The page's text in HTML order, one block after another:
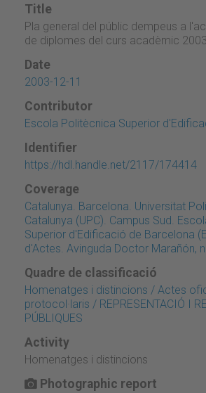
Title
Pla general del públic dempeus a
de diplomes del curs acadèmic
Date
2003-12-11
Contributor
Escola Politècnica Superior
Identifier
https://hdl.handle.net/2117/174414
Coverage
Catalunya. Barcelona. Universitat
Catalunya (UPC). Campus Sud.
Superior d'Edificació de Barcelona
d'Actes. Avinguda Doctor Marañón,
Quadre de classificació
Homenatges i distincions / Actes
protocol·laris / REPRESENTACIÓ I
PÚBLIQUES
Activity
Homenatges i distincions
Photographic report